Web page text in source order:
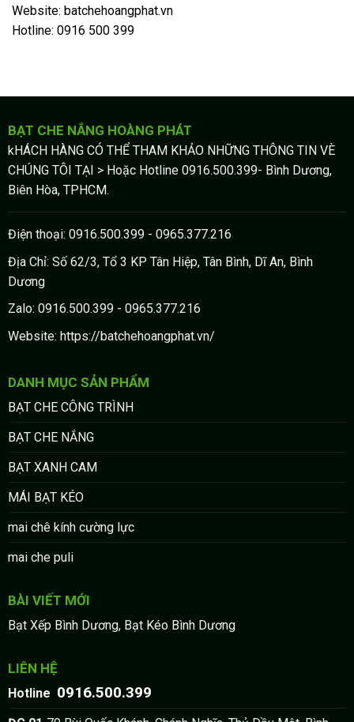
Website: batchehoangphat.vn
Hotline: 0916 500 399
BẠT CHE NẮNG HOÀNG PHÁT
kHÁCH HÀNG CÓ THỂ THAM KHẢO NHỮNG THÔNG TIN VÈ
CHÚNG TÔI TẠI > Hoặc Hotline 0916.500.399- Bình Dương,
Biên Hòa, TPHCM.
Điện thoại: 0916.500.399 - 0965.377.216
Địa Chỉ: Số 62/3, Tổ 3 KP Tân Hiệp, Tân Bình, Dĩ An, Bình
Dương
Zalo: 0916.500.399 - 0965.377.216
Website: https://batchehoangphat.vn/
DANH MỤC SẢN PHẨM
BẠT CHE CÔNG TRÌNH
BẠT CHE NẮNG
BẠT XANH CAM
MÁI BẠT KÉO
mai chê kính cường lực
mai che puli
BÀI VIẾT MỚI
Bạt Xếp Bình Dương, Bạt Kéo Bình Dương
LIÊN HỆ
Hotline 0916.500.399